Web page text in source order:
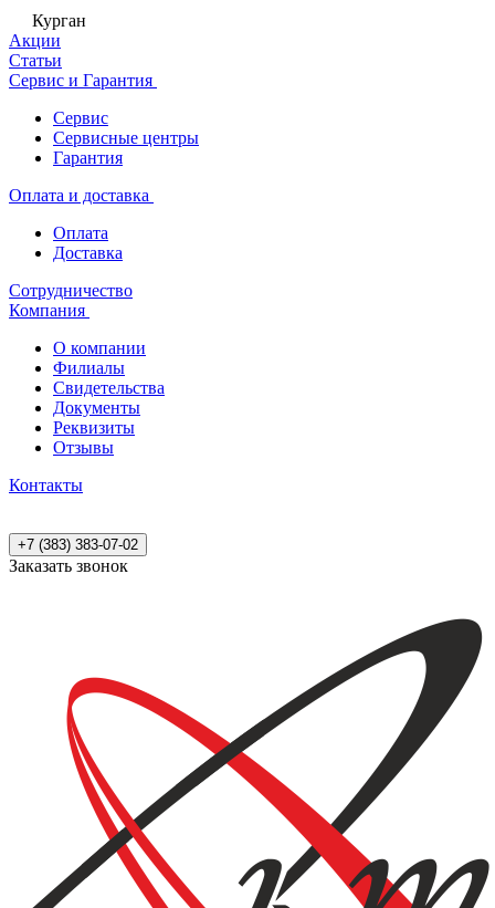
Курган
Акции
Статьи
Сервис и Гарантия
Сервис
Сервисные центры
Гарантия
Оплата и доставка
Оплата
Доставка
Сотрудничество
Компания
О компании
Филиалы
Свидетельства
Документы
Реквизиты
Отзывы
Контакты
+7 (383) 383-07-02
Заказать звонок